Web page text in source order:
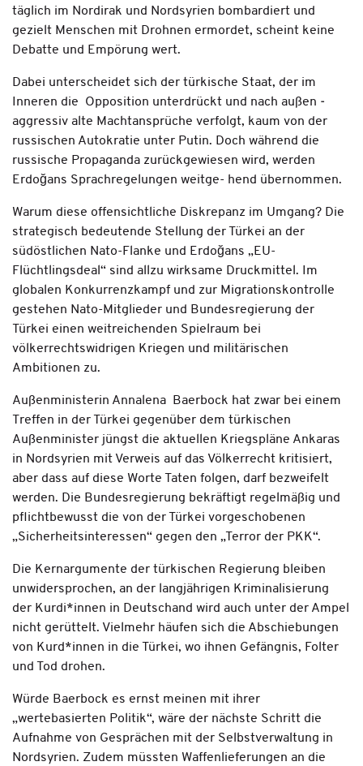
täglich im Nordirak und Nordsyrien bombardiert und
gezielt Men­schen mit Drohnen ermordet, scheint keine
Debatte und Empörung wert.
Dabei unterscheidet sich der türkische Staat, der im
Inneren die ­ Opposition unterdrückt und nach außen ­
aggressiv alte Machtansprüche verfolgt, kaum von der
russischen Autokratie unter Putin. Doch während die
russische Propaganda zurückgewiesen wird, werden
Erdoğans Sprachregelungen weitge- hend übernommen.
Warum diese offensichtliche Diskrepanz im Umgang? Die
strategisch bedeutende Stellung der Türkei an der
südöstlichen Nato-­Flanke und Erdoğans „EU-
Flüchtlingsdeal“ sind allzu wirksame Druckmittel. Im
globalen Konkurrenzkampf und zur Migrationskontrolle
gestehen Nato-Mitglieder und Bundesregierung der
Türkei einen weitreichenden Spielraum bei
völkerrechtswidrigen Kriegen und militärischen
Ambitionen zu.
Außenministerin Annalena ­ Baerbock hat zwar bei einem
Treffen in der Türkei gegenüber dem türkischen
Außenminister jüngst die aktuellen Kriegspläne Ankaras
in Nordsyrien mit Verweis auf das Völkerrecht kritisiert,
aber dass auf diese Worte Taten folgen, darf bezwei­felt
werden. Die Bundesregierung be­kräftigt regelmäßig und
pflichtbewusst die von der Türkei vorgeschobenen
„Sicherheitsinteressen“ gegen den „Ter­ror der PKK“.
Die Kernargumente der tür­kischen Regierung bleiben
unwidersprochen, an der langjährigen Kriminalisierung
der Kurdi*innen in Deutschand wird auch unter der Ampel
nicht gerüttelt. Vielmehr häufen sich die Abschiebungen
von Kurd*innen in die Türkei, wo ihnen Gefängnis, Folter
und Tod drohen.
Würde Baerbock es ernst meinen mit ihrer
„wertebasierten Politik“, wäre der nächste Schritt die
Aufnahme von Gesprächen mit der Selbstverwaltung in
Nordsyrien. Zudem müssten Waffen­lieferungen an die